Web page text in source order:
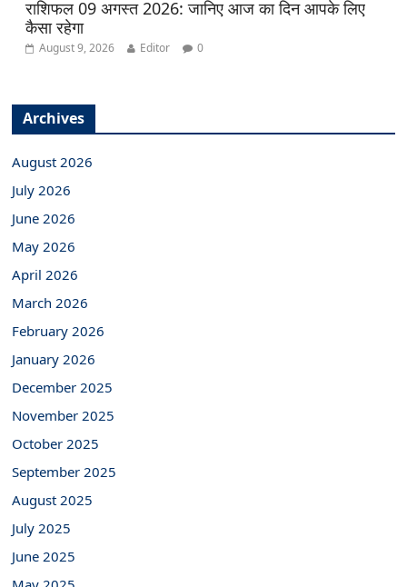
राशिफल 09 अगस्त 2026: जानिए आज का दिन आपके लिए
कैसा रहेगा
August 9, 2026 Editor 0
Archives
August 2026
July 2026
June 2026
May 2026
April 2026
March 2026
February 2026
January 2026
December 2025
November 2025
October 2025
September 2025
August 2025
July 2025
June 2025